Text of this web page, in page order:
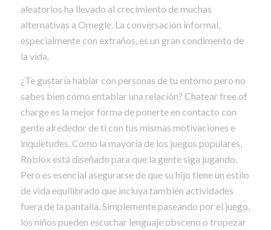
aleatorios ha llevado al crecimiento de muchas
alternativas a Omegle. La conversación informal,
especialmente con extraños, es un gran condimento de
la vida.
¿Te gustaría hablar con personas de tu entorno pero no
sabes bien cómo entablar una relación? Chatear free of
charge es la mejor forma de ponerte en contacto con
gente alrededor de ti con tus mismas motivaciones e
inquietudes. Como la mayoría de los juegos populares,
Roblox está diseñado para que la gente siga jugando.
Pero es esencial asegurarse de que su hijo tiene un estilo
de vida equilibrado que incluya también actividades
fuera de la pantalla. Simplemente paseando por el juego,
los niños pueden escuchar lenguaje obsceno o tropezar